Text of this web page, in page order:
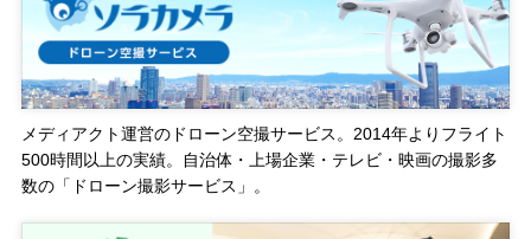
メディアクト運営のドローン空撮サービス。2014年よりフライト
500時間以上の実績。自治体・上場企業・テレビ・映画の撮影多
数の「ドローン撮影サービス」。